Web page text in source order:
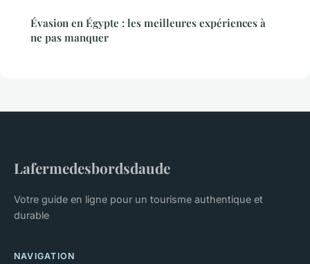
Évasion en Égypte : les meilleures expériences à
ne pas manquer
Lafermedesbordsdaude
Votre guide en ligne pour un tourisme authentique et
durable
NAVIGATION